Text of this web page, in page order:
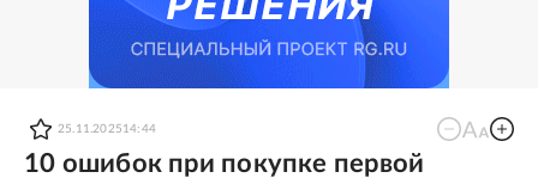
25.11.2025 14:44
10 ошибок при покупке первой